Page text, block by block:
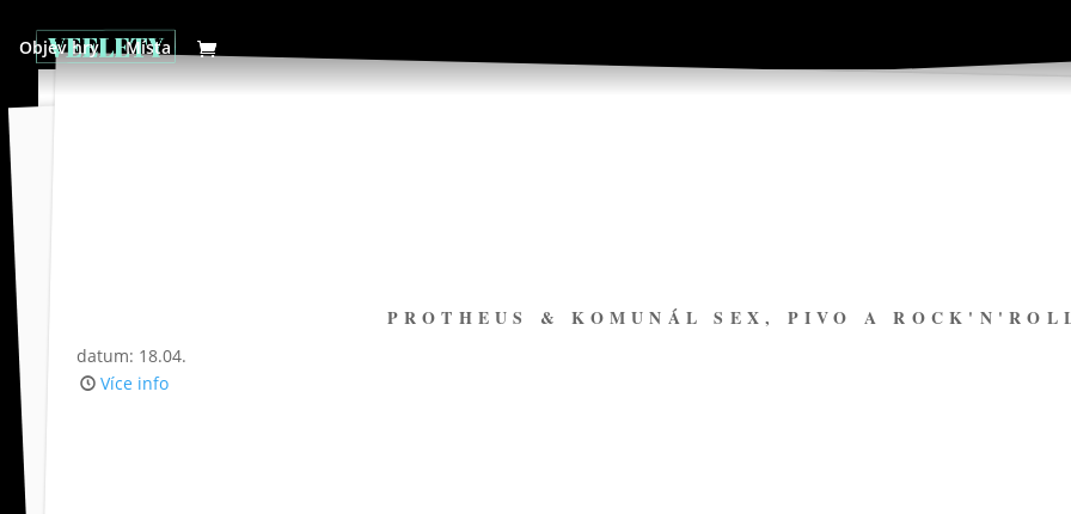
Objev hry Místa
PROTHEUS & KOMUNÁL SEX, PIVO A
datum: 18.04.
Více info